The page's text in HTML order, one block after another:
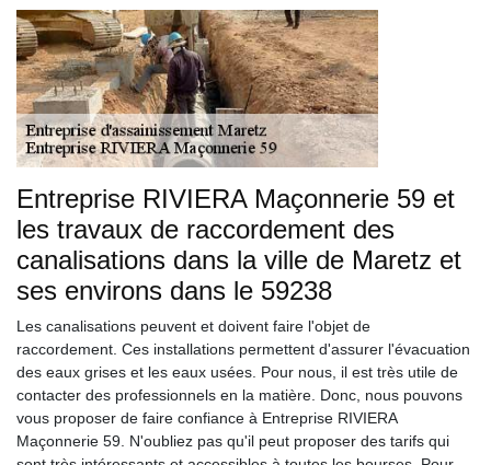
Entreprise RIVIERA Maçonnerie 59 et
les travaux de raccordement des
canalisations dans la ville de Maretz et
ses environs dans le 59238
Les canalisations peuvent et doivent faire l'objet de
raccordement. Ces installations permettent d'assurer l'évacuation
des eaux grises et les eaux usées. Pour nous, il est très utile de
contacter des professionnels en la matière. Donc, nous pouvons
vous proposer de faire confiance à Entreprise RIVIERA
Maçonnerie 59. N'oubliez pas qu'il peut proposer des tarifs qui